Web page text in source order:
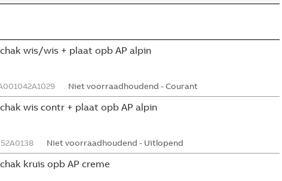
wis/wis + plaat opb AP alpin
Niet voorraadhoudend - Courant
wis contr + plaat opb AP alpin
Niet voorraadhoudend - Uitlopend
kruis opb AP creme